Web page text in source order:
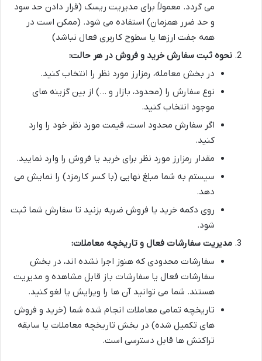
می گردد. معمولاً برای مدیریت ریسک (قرار دادن حد سود
و حد ضرر همزمان) استفاده می شود. (ممکن است در
همه جفت ارزها یا سطوح کاربری فعال نباشد)
نحوه ثبت سفارش خرید و فروش در هر حالت:
در بخش معامله، رمزارز مورد نظر را انتخاب کنید.
نوع سفارش را (محدود، بازار و …) از بین گزینه های
موجود انتخاب کنید.
اگر سفارش محدود است، قیمت مورد نظر خود را وارد
کنید.
مقدار رمزارز مورد نظر برای خرید یا فروش را وارد نمایید.
سیستم به شما مبلغ نهایی (با کسر کارمزد) را نمایش می
دهد.
روی دکمه خرید یا فروش ضربه بزنید تا سفارش شما ثبت
شود.
مدیریت سفارشات فعال و تاریخچه معاملات:
سفارشات محدودی که هنوز اجرا نشده اند، در بخش
سفارشات فعال یا سفارشات باز قابل مشاهده و مدیریت
هستند. شما می توانید آن ها را ویرایش یا لغو کنید.
تاریخچه تمامی معاملات انجام شده شما (خرید و فروش
های تکمیل شده) در بخش تاریخچه معاملات یا سابقه
تراکنش ها قابل دسترسی است.